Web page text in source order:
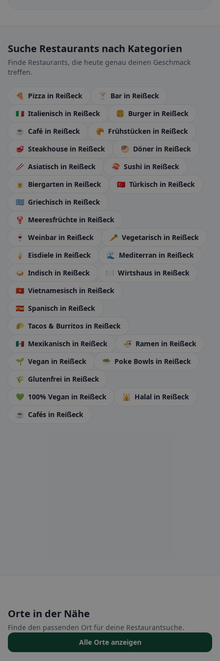
Suche Restaurants nach Kategorien
Finde Restaurants, die heute genau deinen Geschmack
treffen.
🍕 Pizza in Reißeck 🍸 Bar in Reißeck
🇮🇹 Italienisch in Reißeck 🍔 Burger in Reißeck
☕ Café in Reißeck 🥐 Frühstücken in Reißeck
🥩 Steakhouse in Reißeck 🥙 Döner in Reißeck
🥢 Asiatisch in Reißeck 🍣 Sushi in Reißeck
🍺 Biergarten in Reißeck 🇹🇷 Türkisch in Reißeck
🇬🇷 Griechisch in Reißeck
🦞 Meeresfrüchte in Reißeck
🍷
Weinbar in Reißeck 🥕 Vegetarisch in Reißeck
🍦
Eisdiele in Reißeck 🌊 Mediterran in Reißeck
🍛 Indisch in Reißeck 🍽️ Wirtshaus in Reißeck
🇻🇳 Vietnamesisch in Reißeck
🇪🇸 Spanisch in Reißeck
🌮 Tacos & Burritos in Reißeck
🇲🇽 Mexikanisch in Reißeck 🍜 Ramen in Reißeck
🌱 Vegan in Reißeck 🥗 Poke Bowls in Reißeck
🌾 Glutenfrei in Reißeck
💚 100% Vegan in Reißeck 🕌 Halal in Reißeck
☕ Cafés in Reißeck
Orte in der Nähe
Finde den passenden Ort für deine Restaurantsuche.
Alle Orte anzeigen